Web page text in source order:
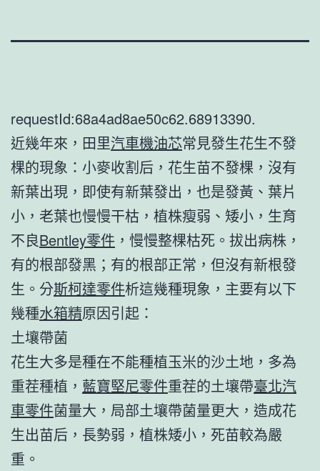
requestId:68a4ad8ae50c62.68913390.
近幾年來，田里汽車機油芯常見發生花生不發
棵的現象：小麥收割后，花生苗不發棵，沒有
新葉出現，即使有新葉發出，也是發黃、葉片
小，老葉也慢慢干枯，植株瘦弱、矮小，生育
不良Bentley零件 ，慢慢整棵枯死。拔出病株，
有的根部發黑；有的根部正常，但沒有新根發
生。分斯柯達零件析這幾種現象，主要有以下
幾種水箱精原因引起：
土壤帶菌
花生大多是種在不能種植玉米的沙土地，多為
重茬種植， 藍寶堅尼零件重茬的土壤帶臺北汽
車零件菌量大，局部土壤帶菌量更大，造成花
生出苗后，長勢弱，植株矮小，死苗較為嚴
重。